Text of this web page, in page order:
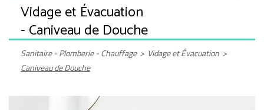
Vidage et Évacuation
- Caniveau de Douche
Sanitaire - Plomberie - Chauffage > Vidage et Évacuation >
Caniveau de Douche